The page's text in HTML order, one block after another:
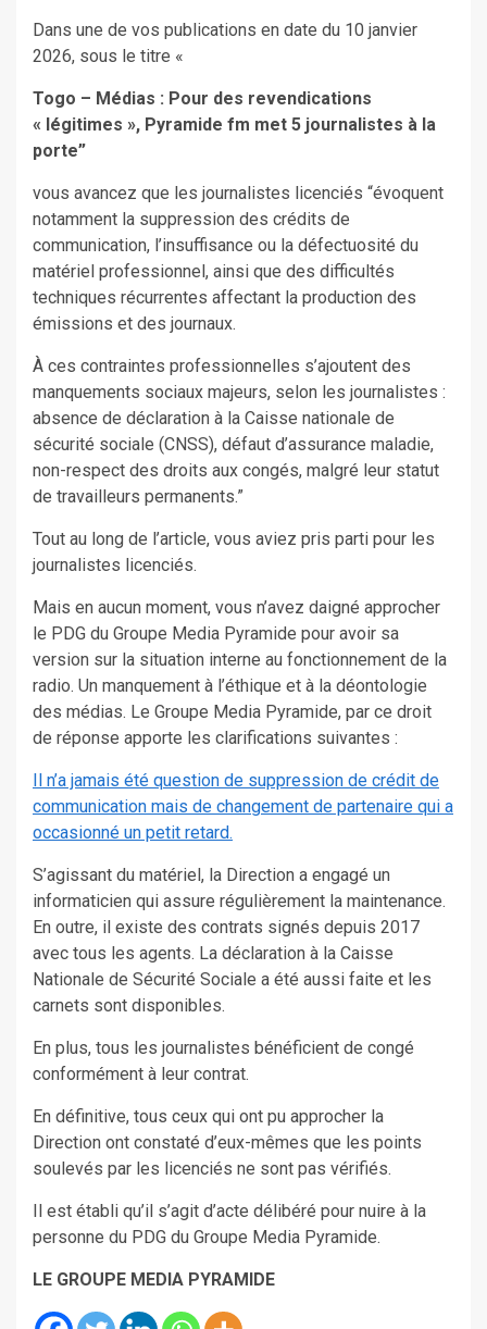
Dans une de vos publications en date du 10 janvier
2026, sous le titre «
Togo – Médias : Pour des revendications
« légitimes », Pyramide fm met 5 journalistes à la
porte”
vous avancez que les journalistes licenciés “évoquent
notamment la suppression des crédits de
communication, l’insuffisance ou la défectuosité du
matériel professionnel, ainsi que des difficultés
techniques récurrentes affectant la production des
émissions et des journaux.
À ces contraintes professionnelles s’ajoutent des
manquements sociaux majeurs, selon les journalistes :
absence de déclaration à la Caisse nationale de
sécurité sociale (CNSS), défaut d’assurance maladie,
non-respect des droits aux congés, malgré leur statut
de travailleurs permanents.”
Tout au long de l’article, vous aviez pris parti pour les
journalistes licenciés.
Mais en aucun moment, vous n’avez daigné approcher
le PDG du Groupe Media Pyramide pour avoir sa
version sur la situation interne au fonctionnement de la
radio. Un manquement à l’éthique et à la déontologie
des médias. Le Groupe Media Pyramide, par ce droit
de réponse apporte les clarifications suivantes :
Il n’a jamais été question de suppression de crédit de
communication mais de changement de partenaire qui a
occasionné un petit retard.
S’agissant du matériel, la Direction a engagé un
informaticien qui assure régulièrement la maintenance.
En outre, il existe des contrats signés depuis 2017
avec tous les agents. La déclaration à la Caisse
Nationale de Sécurité Sociale a été aussi faite et les
carnets sont disponibles.
En plus, tous les journalistes bénéficient de congé
conformément à leur contrat.
En définitive, tous ceux qui ont pu approcher la
Direction ont constaté d’eux-mêmes que les points
soulevés par les licenciés ne sont pas vérifiés.
Il est établi qu’il s’agit d’acte délibéré pour nuire à la
personne du PDG du Groupe Media Pyramide.
LE GROUPE MEDIA PYRAMIDE